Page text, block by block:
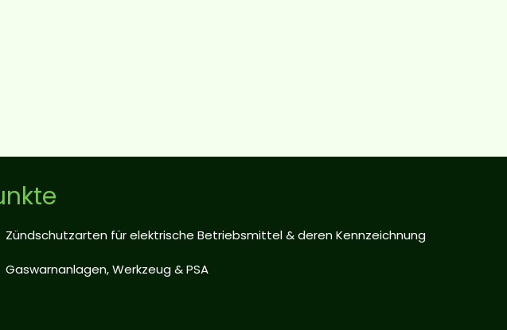
Zündschutzarten für elektrische Betriebsmittel & deren Kennzeichnung
Gaswarnanlagen, Werkzeug & PSA